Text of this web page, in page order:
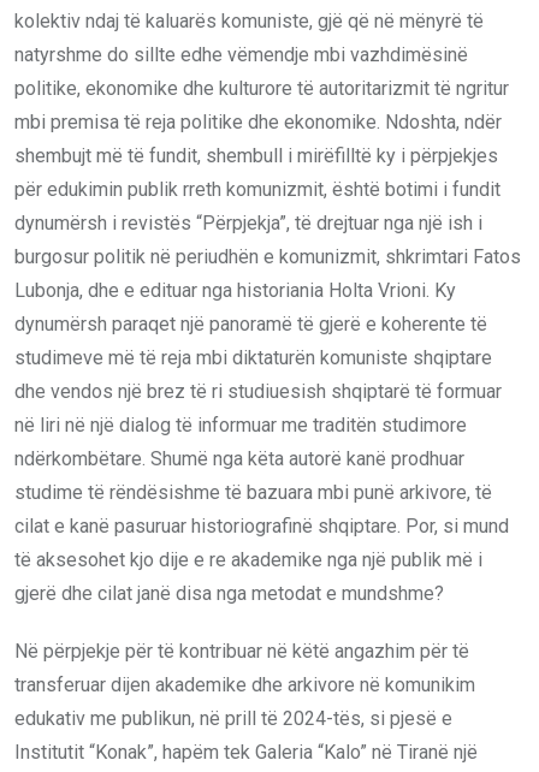
kolektiv ndaj të kaluarës komuniste, gjë që në mënyrë të
natyrshme do sillte edhe vëmendje mbi vazhdimësinë
politike, ekonomike dhe kulturore të autoritarizmit të ngritur
mbi premisa të reja politike dhe ekonomike. Ndoshta, ndër
shembujt më të fundit, shembull i mirëfilltë ky i përpjekjes
për edukimin publik rreth komunizmit, është botimi i fundit
dynumërsh i revistës “Përpjekja”, të drejtuar nga një ish i
burgosur politik në periudhën e komunizmit, shkrimtari Fatos
Lubonja, dhe e edituar nga historiania Holta Vrioni. Ky
dynumërsh paraqet një panoramë të gjerë e koherente të
studimeve më të reja mbi diktaturën komuniste shqiptare
dhe vendos një brez të ri studiuesish shqiptarë të formuar
në liri në një dialog të informuar me traditën studimore
ndërkombëtare. Shumë nga këta autorë kanë prodhuar
studime të rëndësishme të bazuara mbi punë arkivore, të
cilat e kanë pasuruar historiografinë shqiptare. Por, si mund
të aksesohet kjo dije e re akademike nga një publik më i
gjerë dhe cilat janë disa nga metodat e mundshme?
Në përpjekje për të kontribuar në këtë angazhim për të
transferuar dijen akademike dhe arkivore në komunikim
edukativ me publikun, në prill të 2024-tës, si pjesë e
Institutit “Konak”, hapëm tek Galeria “Kalo” në Tiranë një